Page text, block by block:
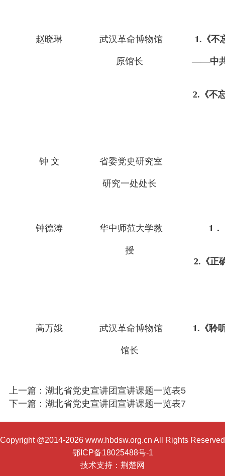
赵晓琳 武汉革命博物馆
原馆长
1.《不
——中共
2.《不
钟 文 省委党史研究室
研究一处处长
钟德涛 华中师范大学教
授
1
2.《正
高万娥 武汉革命博物馆
馆长
1.《聆
上一篇：湖北省党史宣讲团宣讲课题一览表5
下一篇：湖北省党史宣讲团宣讲课题一览表7
Copyright @2014-2026 www.hbdsw.org.cn All Rights Reserved
鄂ICP备18025488号-1
技术支持： 荆楚网